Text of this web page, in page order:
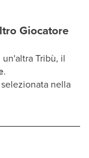
Giocatore
Tribù, il
.
nella